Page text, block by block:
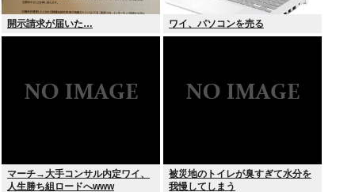
開示請求が届いた… ワイ、パソコンを売る
マーチ→大手コンサル内定ワイ、
人生勝ち組ロードへwww
被災地のトイレが臭すぎて水分を
我慢してしまう